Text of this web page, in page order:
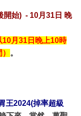
開始) - 10月31日 晚
月31日晚上10時
。
王2024(掉率超級